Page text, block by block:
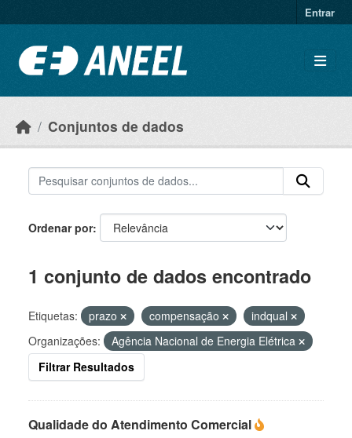
Entrar
Conjuntos de dados
Ordenar por
1 conjunto de dados encontrado
Etiquetas: prazo compensação
indqual
Organizações:
Agência Nacional de Energia Elétrica
Filtrar Resultados
Qualidade do Atendimento Comercial